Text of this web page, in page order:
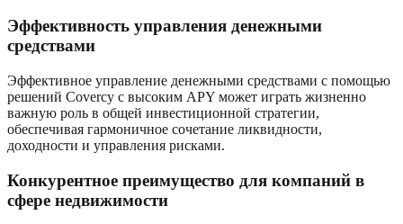
Эффективность управления денежными
средствами
Эффективное управление денежными средствами с помощью
решений Covercy с высоким APY может играть жизненно
важную роль в общей инвестиционной стратегии,
обеспечивая гармоничное сочетание ликвидности,
доходности и управления рисками.
Конкурентное преимущество для компаний в
сфере недвижимости